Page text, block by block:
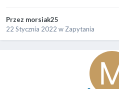
Przez morsiak25
22 Stycznia 2022 wZapytania